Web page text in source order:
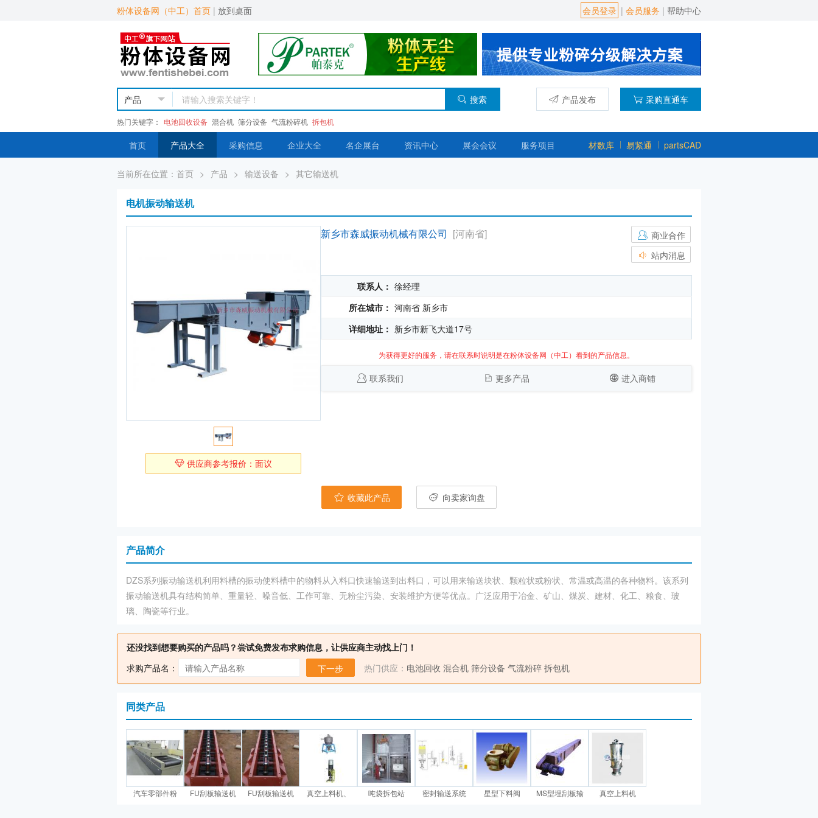
粉体设备网（中工）首页 | 放到桌面 会员登录 | 会员服务 | 帮助中心
搜索 产品发布 采购直通车
热门关键字： 电池回收设备 混合机 筛分设备 气流粉碎机 拆包机
首页 产品大全 采购信息 企业大全 名企展台 资讯中心 展会会议 服务项目 材数库 易紧通 partsCAD
当前所在位置： 首页 > 产品 > 输送设备 > 其它输送机
电机振动输送机
供应商参考报价：面议
新乡市森威振动机械有限公司 [河南省]
商业合作
站内消息
联系人： 徐经理
所在城市： 河南省 新乡市
详细地址： 新乡市新飞大道17号
为获得更好的服务，请在联系时说明是在粉体设备网（中工）看到的产品信息。
联系我们 更多产品 进入商铺
收藏此产品 向卖家询盘
产品简介
DZS系列振动输送机利用料槽的振动使料槽中的物料从入料口快速输送到出料口，可以用来输送块状、颗粒状或粉状、常温或高温的各种物料。该系列
振动输送机具有结构简单、重量轻、噪音低、工作可靠、无粉尘污染、安装维护方便等优点。广泛应用于冶金、矿山、煤炭、建材、化工、粮食、玻
璃、陶瓷等行业。
还没找到想要购买的产品吗？尝试免费发布求购信息，让供应商主动找上门！
求购产品名：
下一步 热门供应： 电池回收 混合机 筛分设备 气流粉碎 拆包机
同类产品
汽车零部件粉 FU刮板输送机 FU刮板输送机 真空上料机、 吨袋拆包站 密封输送系统 星型下料阀 MS型埋刮板输 真空上料机